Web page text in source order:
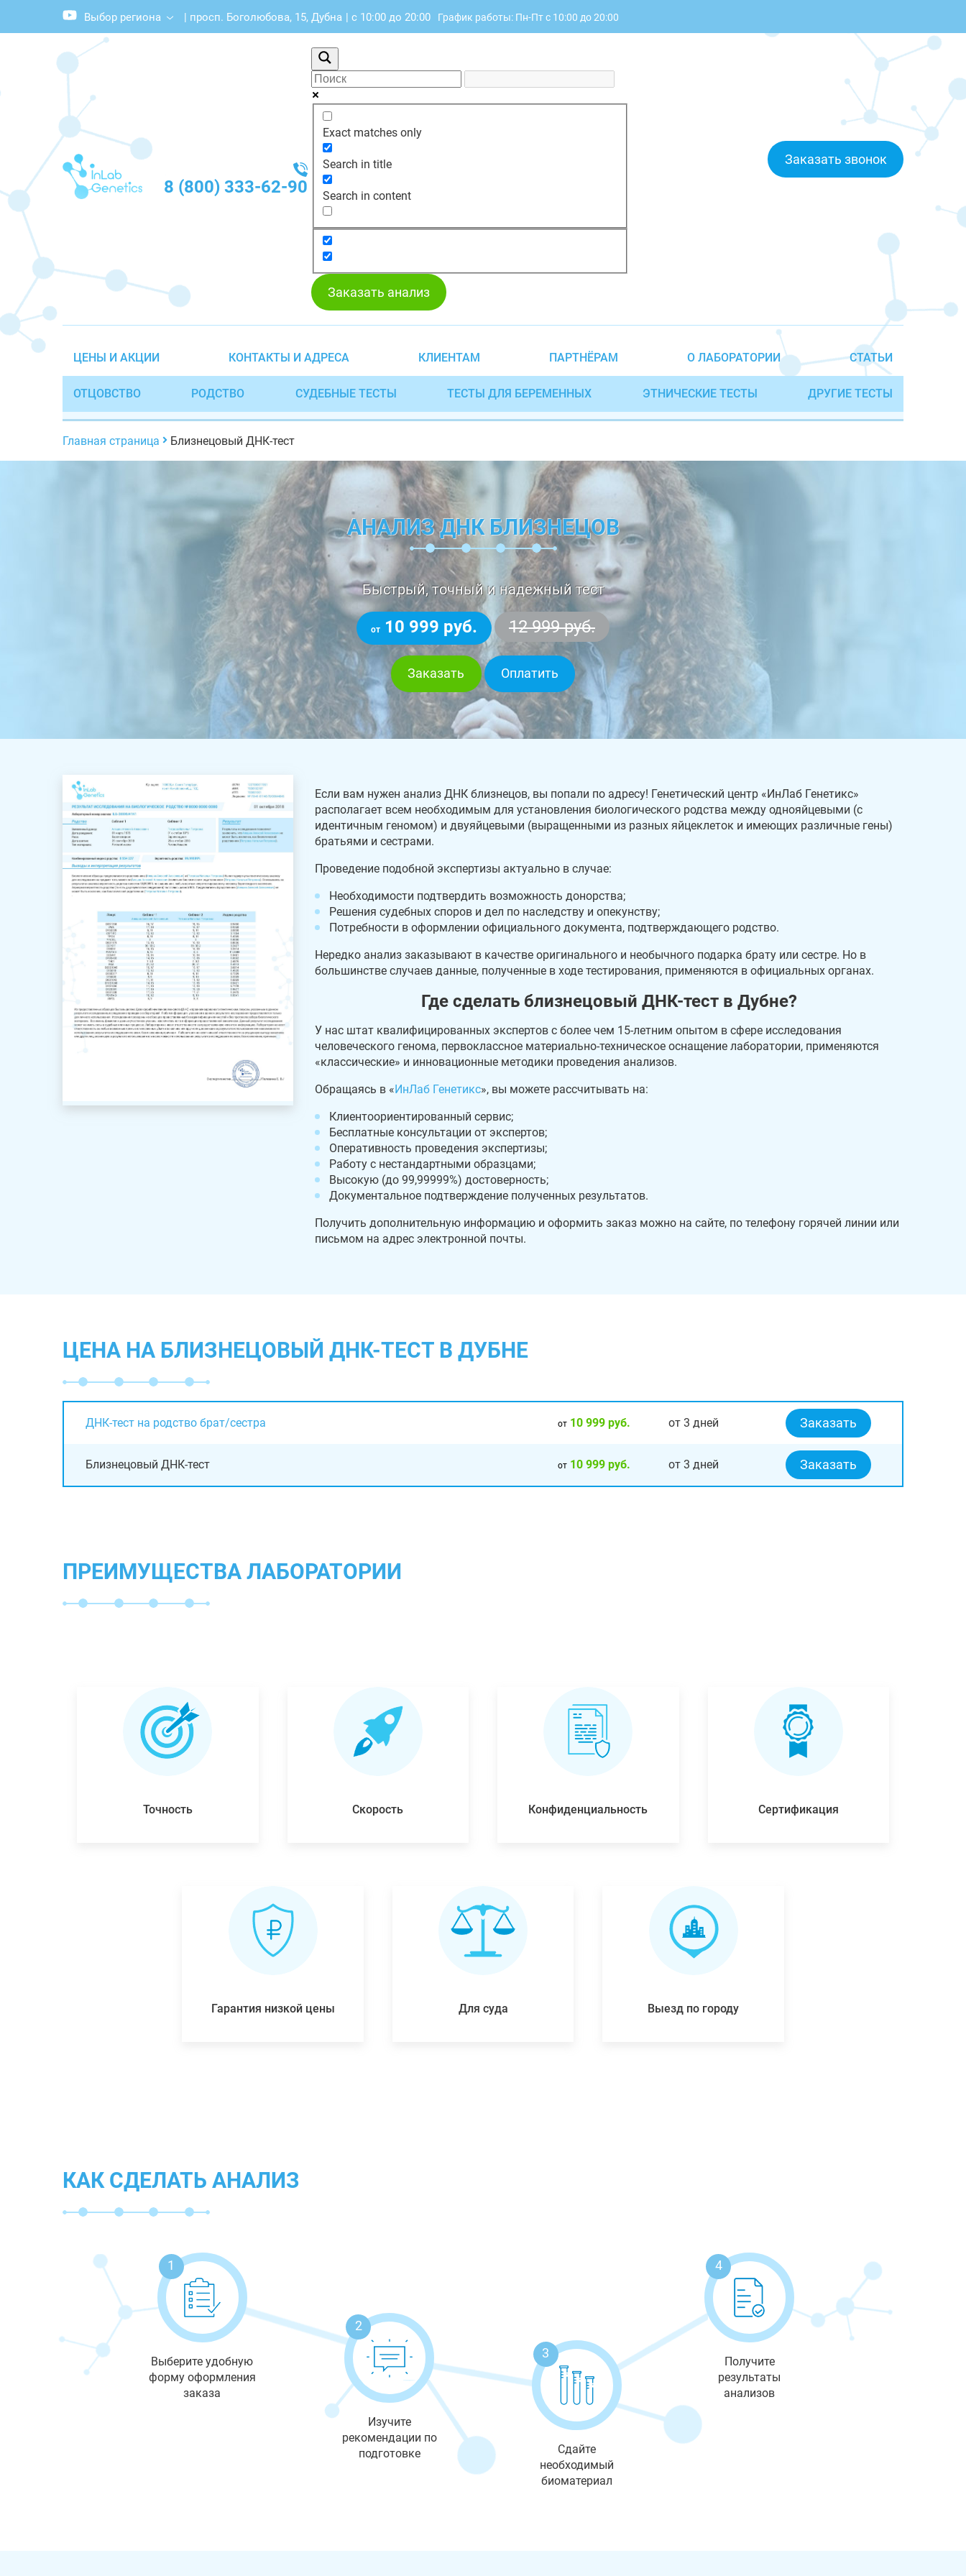
Выбор региона | просп. Боголюбова, 15, Дубна | с 10:00 до 20:00 График работы: Пн-Пт с 10:00 до 20:00
8 (800) 333-62-90
Exact matches only
Search in title
Search in content
Заказать звонок
Заказать анализ
ЦЕНЫ И АКЦИИ КОНТАКТЫ И АДРЕСА КЛИЕНТАМ ПАРТНЁРАМ О ЛАБОРАТОРИИ СТАТЬИ
ОТЦОВСТВО РОДСТВО СУДЕБНЫЕ ТЕСТЫ ТЕСТЫ ДЛЯ БЕРЕМЕННЫХ ЭТНИЧЕСКИЕ ТЕСТЫ ДРУГИЕ ТЕСТЫ
Главная страница Близнецовый ДНК-тест
АНАЛИЗ ДНК БЛИЗНЕЦОВ
Быстрый, точный и надежный тест
от 10 999 руб. 12 999 руб.
Заказать Оплатить
Если вам нужен анализ ДНК близнецов, вы попали по адресу! Генетический центр «ИнЛаб Генетикс»
располагает всем необходимым для установления биологического родства между однояйцевыми (с
идентичным геномом) и двуяйцевыми (выращенными из разных яйцеклеток и имеющих различные гены)
братьями и сестрами.
Проведение подобной экспертизы актуально в случае:
Необходимости подтвердить возможность донорства;
Решения судебных споров и дел по наследству и опекунству;
Потребности в оформлении официального документа, подтверждающего родство.
Нередко анализ заказывают в качестве оригинального и необычного подарка брату или сестре. Но в
большинстве случаев данные, полученные в ходе тестирования, применяются в официальных органах.
Где сделать близнецовый ДНК-тест в Дубне?
У нас штат квалифицированных экспертов с более чем 15-летним опытом в сфере исследования
человеческого генома, первоклассное материально-техническое оснащение лаборатории, применяются
«классические» и инновационные методики проведения анализов.
Обращаясь в « ИнЛаб Генетикс», вы можете рассчитывать на:
Клиентоориентированный сервис;
Бесплатные консультации от экспертов;
Оперативность проведения экспертизы;
Работу с нестандартными образцами;
Высокую (до 99,99999%) достоверность;
Документальное подтверждение полученных результатов.
Получить дополнительную информацию и оформить заказ можно на сайте, по телефону горячей линии или
письмом на адрес электронной почты.
ЦЕНА НА БЛИЗНЕЦОВЫЙ ДНК-ТЕСТ В ДУБНЕ
ДНК-тест на родство брат/сестра от10 999 руб. от 3 дней Заказать
Близнецовый ДНК-тест от10 999 руб. от 3 дней Заказать
ПРЕИМУЩЕСТВА ЛАБОРАТОРИИ
Точность Скорость Конфиденциальность Сертификация
Гарантия низкой цены Для суда Выезд по городу
КАК СДЕЛАТЬ АНАЛИЗ
1
Выберите удобную
форму оформления
заказа
2
Изучите
рекомендации по
подготовке
3
Сдайте
необходимый
биоматериал
4
Получите
результаты
анализов